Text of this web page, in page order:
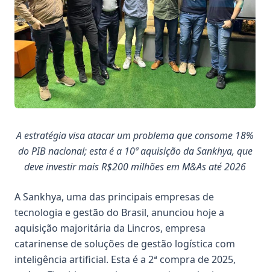
A estratégia visa atacar um problema que consome 18%
do PIB nacional; esta é a 10ª aquisição da Sankhya, que
deve investir mais R$200 milhões em M&As até 2026
ASankhya, uma das principais empresas de
tecnologia e gestão do Brasil, anunciou hoje a
aquisição majoritária da Lincros, empresa
catarinense de soluções de gestão logística com
inteligência artificial. Esta é a 2ª compra de 2025,